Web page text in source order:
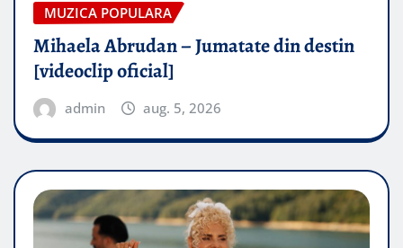
MUZICA POPULARA
Mihaela Abrudan – Jumatate din destin
[videoclip oficial]
admin aug. 5, 2026